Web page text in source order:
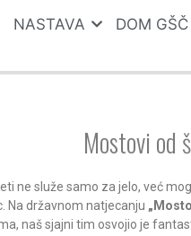
NASTAVA DOM GŠČ
Mostovi od
ne služe samo za jelo, već
Na državnom natjecanju
naš sjajni tim osvojio je